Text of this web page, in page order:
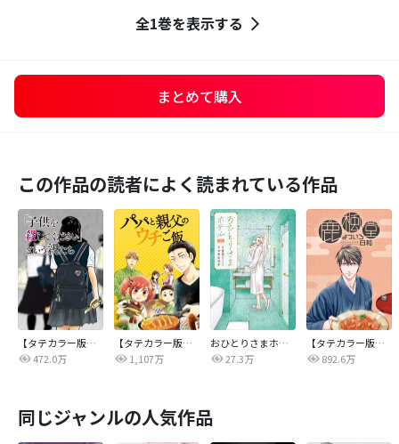
全1巻を表示する
まとめて購入
この作品の読者によく読まれている作品
【タテカラー版】｢子供を殺してください｣という親たち
472.0万
【タテカラー版】パパと親父のウチご飯
1,107万
おひとりさまホテル
27.3万
【タテカラー版】鹿楓堂よついろ日和
892.6万
同じジャンルの人気作品